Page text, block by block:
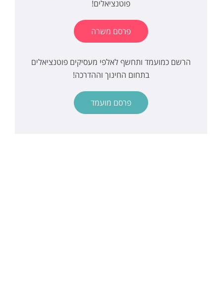
פוטנציאלים!
פרסם משרה
הרשם כמועמד ותחשף לאלפי מעסיקים פוטנציאלים
בתחום החינוך וההדרכה!
פרסם מועמד